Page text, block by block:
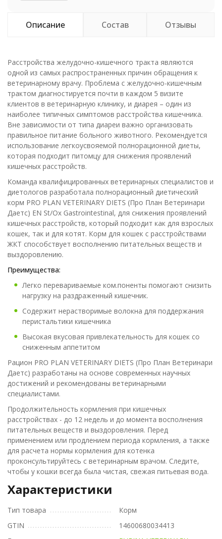
Описание Состав Отзывы
Расстройства желудочно-кишечного тракта являются
одной из самых распространенных причин обращения к
ветеринарному врачу. Проблема с желудочно-кишечным
трактом диагностируется почти в каждом 5 визите
клиентов в ветеринарную клинику, и диарея – один из
наиболее типичных симптомов расстройства кишечника.
Вне зависимости от типа диареи важно организовать
правильное питание больного животного. Рекомендуется
использование легкоусвояемой полнорационной диеты,
которая подходит питомцу для снижения проявлений
кишечных расстройств.
Команда квалифицированных ветеринарных специалистов и
диетологов разработала полнорационный диетический
корм PRO PLAN VETERINARY DIETS (Про План Ветеринари
Даетс) EN St/Ox Gastrointestinal, для снижения проявлений
кишечных расстройств, который подходит как для взрослых
кошек, так и для котят. Корм для кошек с расстройствами
ЖКТ способствует восполнению питательных веществ и
выздоровлению.
Преимущества:
Легко перевариваемые ком.поненты помогают снизить
нагрузку на раздраженный кишечник.
Содержит нерастворимые волокна для поддержания
перистальтики кишечника
Высокая вкусовая привлекательность для кошек со
сниженным аппетитом
Рацион PRO PLAN VETERINARY DIETS (Про План Ветеринари
Даетс) разработаны на основе современных научных
достижений и рекомендованы ветеринарными
специалистами.
Продолжительность кормления при кишечных
расстройствах - до 12 недель и до момента восполнения
питательных веществ и выздоровления. Перед
применением или продлением периода кормления, а также
для расчета нормы кормления для котенка
проконсультируйтесь с ветеринарным врачом. Следите,
чтобы у кошки всегда была чистая, свежая питьевая вода.
Характеристики
Тип товара
Корм
GTIN
14600680034413